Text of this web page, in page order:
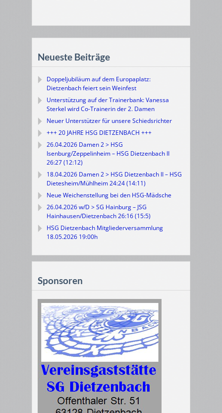
Neueste Beiträge
Doppeljubiläum auf dem Europaplatz:
Dietzenbach feiert sein Weinfest
Unterstützung auf der Trainerbank: Vanessa
Sterkel wird Co-Trainerin der 2. Damen
Neuer Unterstützer für unsere Schiedsrichter
+++ 20 JAHRE HSG DIETZENBACH +++
26.04.2026 Damen 2 > HSG
Isenburg/Zeppelinheim – HSG Dietzenbach II
26:27 (12:12)
18.04.2026 Damen 2 > HSG Dietzenbach II – HSG
Dietesheim/Mühlheim 24:24 (14:11)
Neue Weichenstellung bei den HSG-Mädsche
26.04.2026 w/D > SG Hainburg – JSG
Hainhausen/Dietzenbach 26:16 (15:5)
HSG Dietzenbach Mitgliederversammlung
18.05.2026 19:00h
Sponsoren